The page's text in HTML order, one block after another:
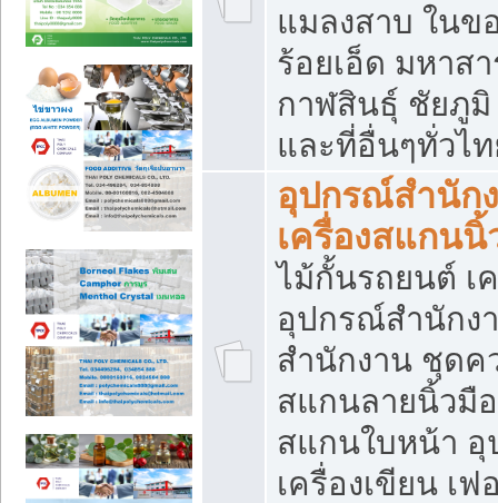
แมลงสาบ ใน
ร้อยเอ็ด มหาส
กาฬสินธุ์ ชัยภู
และที่อื่นๆทั่วไ
อุปกรณ์สำนัก
เครื่องสแกนนิ้
ไม้กั้นรถยนต์ เ
อุปกรณ์สำนักง
สำนักงาน ชุดค
สแกนลายนิ้วมื
สแกนใบหน้า
เครื่องเขียน เ